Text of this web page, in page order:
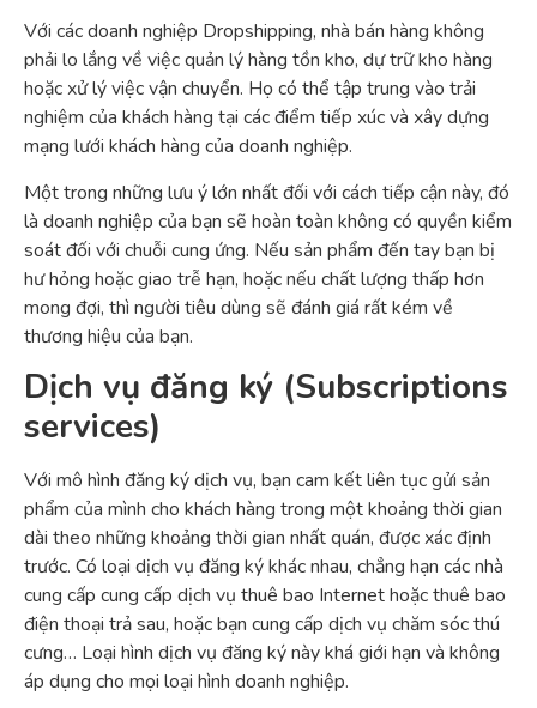
Với các doanh nghiệp Dropshipping, nhà bán hàng không
phải lo lắng về việc quản lý hàng tồn kho, dự trữ kho hàng
hoặc xử lý việc vận chuyển. Họ có thể tập trung vào trải
nghiệm của khách hàng tại các điểm tiếp xúc và xây dựng
mạng lưới khách hàng của doanh nghiệp.
Một trong những lưu ý lớn nhất đối với cách tiếp cận này, đó
là doanh nghiệp của bạn sẽ hoàn toàn không có quyền kiểm
soát đối với chuỗi cung ứng. Nếu sản phẩm đến tay bạn bị
hư hỏng hoặc giao trễ hạn, hoặc nếu chất lượng thấp hơn
mong đợi, thì người tiêu dùng sẽ đánh giá rất kém về
thương hiệu của bạn.
Dịch vụ đăng ký (Subscriptions
services)
Với mô hình đăng ký dịch vụ, bạn cam kết liên tục gửi sản
phẩm của mình cho khách hàng trong một khoảng thời gian
dài theo những khoảng thời gian nhất quán, được xác định
trước. Có loại dịch vụ đăng ký khác nhau, chẳng hạn các nhà
cung cấp cung cấp dịch vụ thuê bao Internet hoặc thuê bao
điện thoại trả sau, hoặc bạn cung cấp dịch vụ chăm sóc thú
cưng… Loại hình dịch vụ đăng ký này khá giới hạn và không
áp dụng cho mọi loại hình doanh nghiệp.